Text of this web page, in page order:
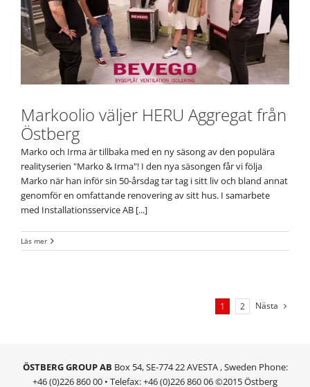
Markoolio väljer HERU Aggregat från
Östberg
Marko och Irma är tillbaka med en ny säsong av den populära
realityserien "Marko & Irma"! I den nya säsongen får vi följa
Marko när han inför sin 50-årsdag tar tag i sitt liv och bland annat
genomför en omfattande renovering av sitt hus. I samarbete
med Installationsservice AB [...]
Läs mer
1 2 Nästa
ÖSTBERG GROUP AB Box 54, SE-774 22 AVESTA , Sweden Phone:
+46 (0)226 860 00 • Telefax: +46 (0)226 860 06 ©2015 Östberg